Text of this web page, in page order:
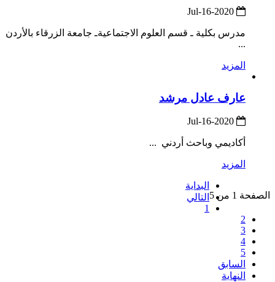
مدرس بكلية ـ قسم العلوم الاجتماعيةـ جامعة الزرقاء بالأردن
...
المزيد
عارف عادل مرشد
أكاديمي وباحث أردني ...
المزيد
الصفحة 1 من 5
البداية
التالي
1
2
3
4
5
السابق
النهاية